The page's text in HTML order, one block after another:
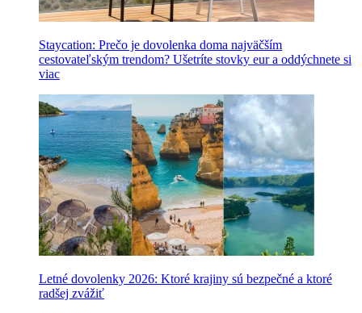
Staycation: Prečo je dovolenka doma najväčším
cestovateľským trendom? Ušetríte stovky eur a oddýchnete si
viac
Letné dovolenky 2026: Ktoré krajiny sú bezpečné a ktoré
radšej zvážiť